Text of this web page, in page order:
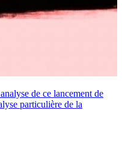
de ce lancement de
particulière de la